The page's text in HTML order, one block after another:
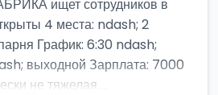
ищет сотрудников в
4 места: ndash; 2
График: 6:30 ndash;
выходной Зарплата: 7000
не тяжелая ...